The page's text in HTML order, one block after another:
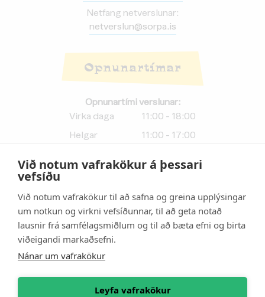
Netfang netverslunar:
netverslun@sorpa.is
Opnunartímar
Opnunartími verslunar:
Virka daga
11:00 - 18:00
Helgar
11:00 - 17:00
Afhendingartími netverslunar:
Helgar
11:00 - 16:50
Athugið:Afhendingartími
vefverslunar er
styttri
Við notum vafrakökur á þessari
vefsíðu
Við notum vafrakökur til að safna og greina upplýsingar
um notkun og virkni vefsíðunnar, til að geta notað
lausnir frá samfélagsmiðlum og til að bæta efni og birta
viðeigandi markaðsefni.
Nánar um vafrakökur
Leyfa vafrakökur